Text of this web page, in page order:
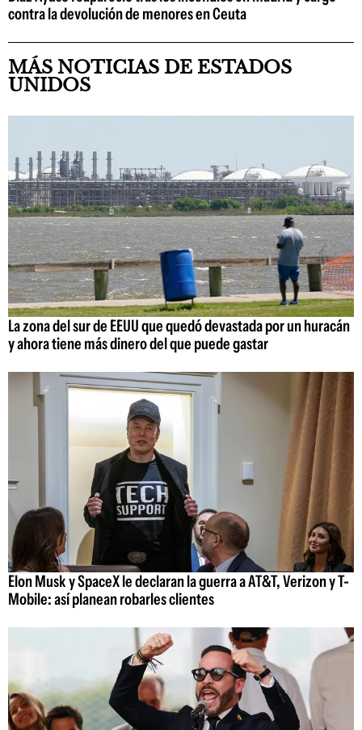
contra la devolución de menores en Ceuta
MÁS NOTICIAS DE ESTADOS
UNIDOS
La zona del sur de EEUU que quedó devastada por un huracán
y ahora tiene más dinero del que puede gastar
Elon Musk y SpaceX le declaran la guerra a AT&T, Verizon y T-
Mobile: así planean robarles clientes